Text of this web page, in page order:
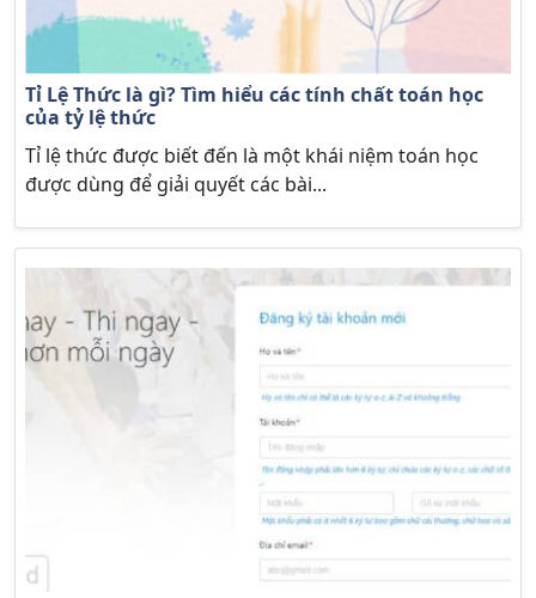
Tỉ Lệ Thức là gì? Tìm hiểu các tính chất toán học
của tỷ lệ thức
Tỉ lệ thức được biết đến là một khái niệm toán học
được dùng để giải quyết các bài...